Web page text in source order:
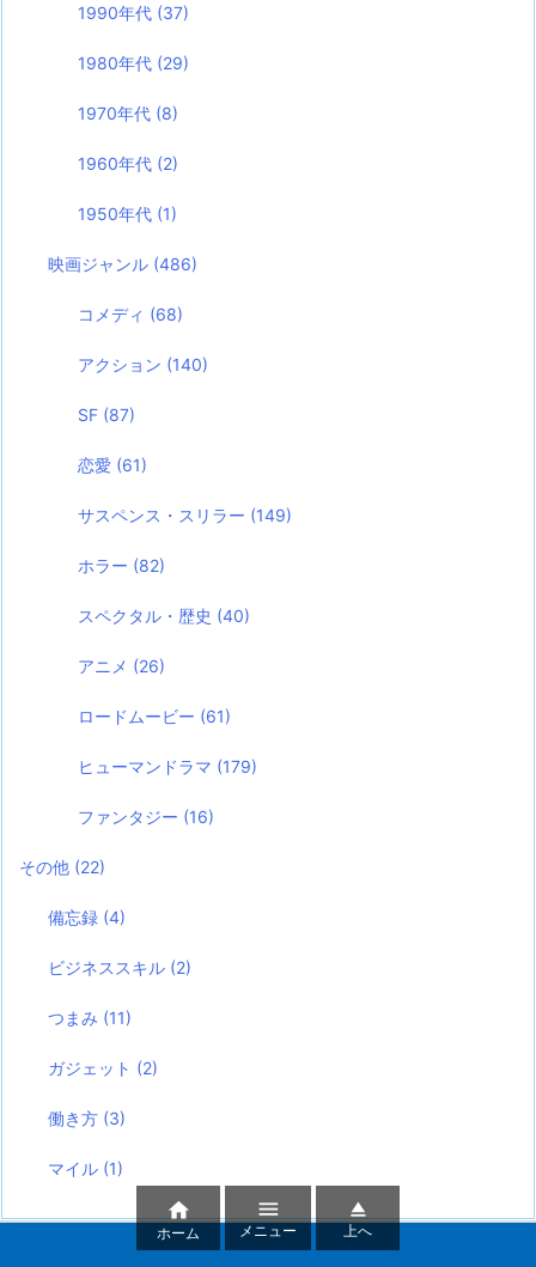
1990年代 (37)
1980年代 (29)
1970年代 (8)
1960年代 (2)
1950年代 (1)
映画ジャンル (486)
コメディ (68)
アクション (140)
SF (87)
恋愛 (61)
サスペンス・スリラー (149)
ホラー (82)
スペクタル・歴史 (40)
アニメ (26)
ロードムービー (61)
ヒューマンドラマ (179)
ファンタジー (16)
その他 (22)
備忘録 (4)
ビジネススキル (2)
つまみ (11)
ガジェット (2)
働き方 (3)
マイル (1)

ホーム

メニュー

上へ